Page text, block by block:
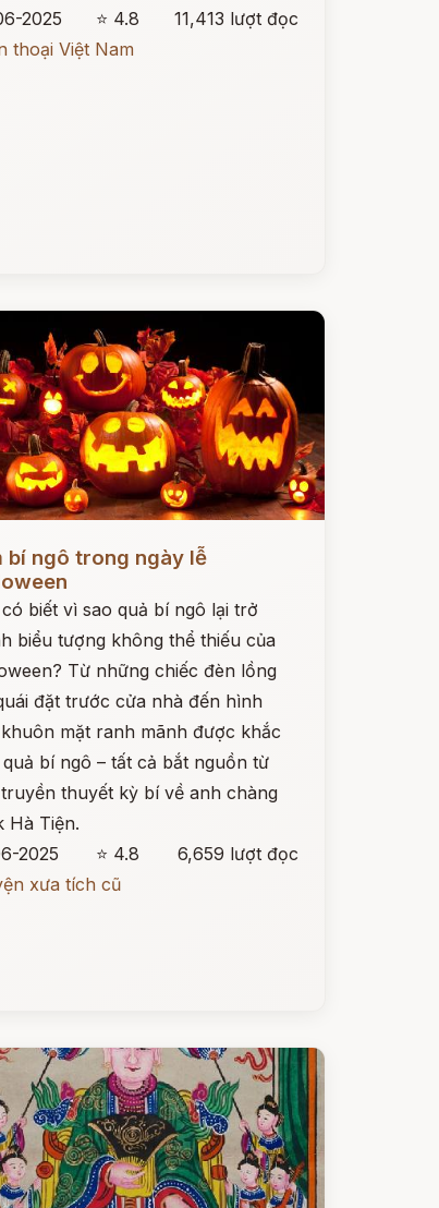
2025
⭐ 4.8
11,413 lượt đọc
thoại Việt Nam
bí ngô trong ngày lễ
biết vì sao quả bí ngô lại trở
biểu tượng không thể thiếu của
Từ những chiếc đèn lồng
đặt trước cửa nhà đến hình
mặt ranh mãnh được khắc
bí ngô – tất cả bắt nguồn từ
thuyết kỳ bí về anh chàng
Hà Tiện.
2025
⭐ 4.8
6,659 lượt đọc
xưa tích cũ